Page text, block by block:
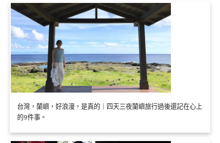
台灣，蘭嶼，好浪漫，是真的｜四天三夜蘭嶼旅行過後還記在心上
的9件事。